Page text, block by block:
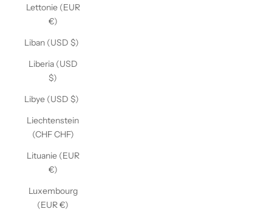
Lettonie (EUR
€)
Liban (USD $)
Liberia (USD
$)
Libye (USD $)
Liechtenstein
(CHF CHF)
Lituanie (EUR
€)
Luxembourg
(EUR €)